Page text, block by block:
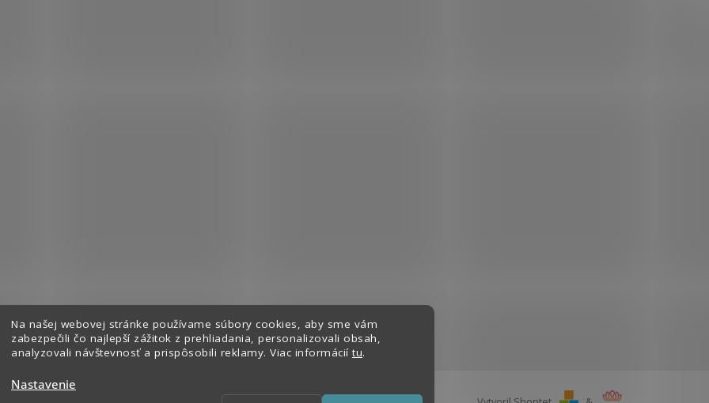
Na našej webovej stránke používame súbory cookies, aby sme vám
zabezpečili čo najlepší zážitok z prehliadania, personalizovali obsah,
analyzovali návštevnosť a prispôsobili reklamy. Viac informácií tu.
Nastavenie
Sledovať na Instagrame